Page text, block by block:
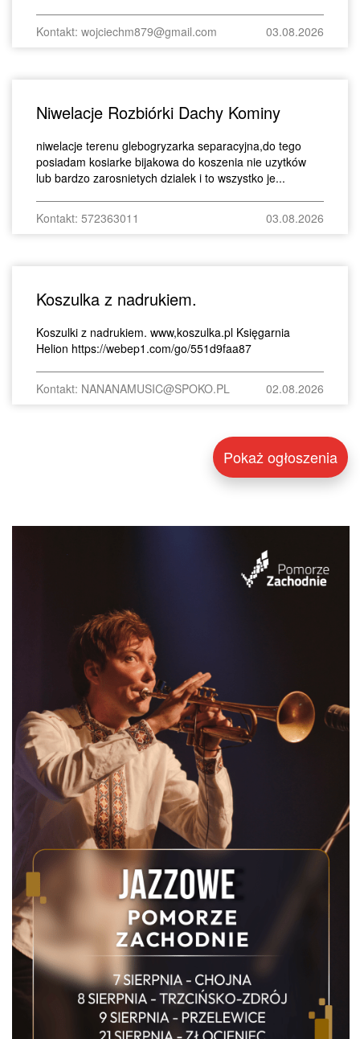
Kontakt: wojciechm879@gmail.com 03.08.2026
Niwelacje Rozbiórki Dachy Kominy
niwelacje terenu glebogryzarka separacyjna,do tego
posiadam kosiarke bijakowa do koszenia nie uzytków
lub bardzo zarosnietych dzialek i to wszystko je...
Kontakt: 572363011 03.08.2026
Koszulka z nadrukiem.
Koszulki z nadrukiem. www,koszulka.pl Księgarnia
Helion https://webep1.com/go/551d9faa87
Kontakt: NANANAMUSIC@SPOKO.PL 02.08.2026
Pokaż ogłoszenia